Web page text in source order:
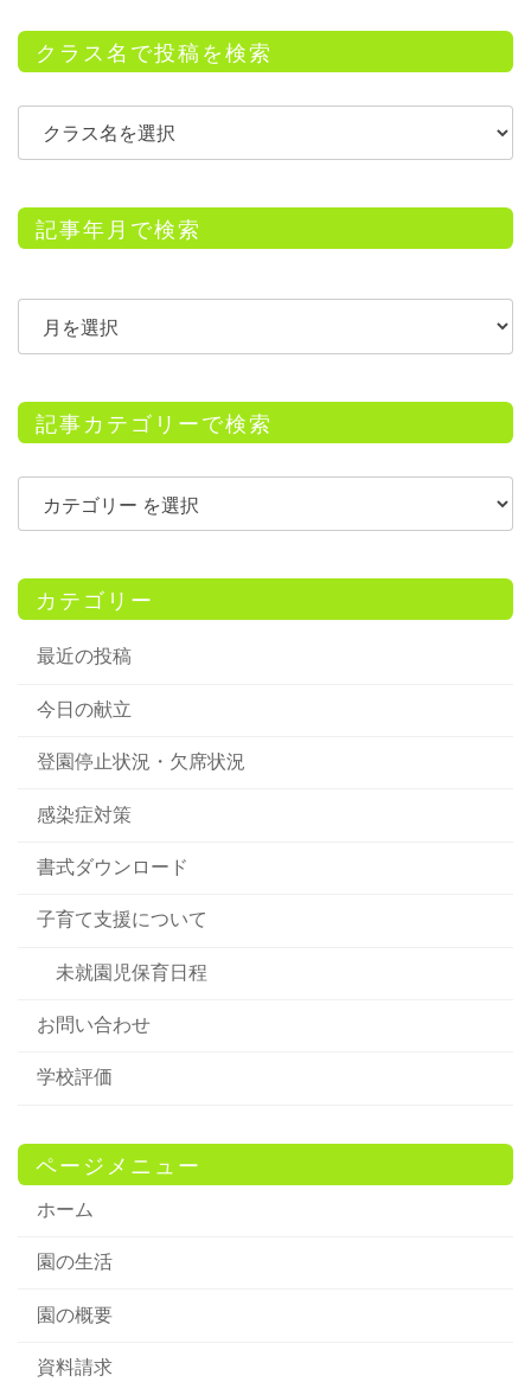
クラス名で投稿を検索
記事年月で検索
記事カテゴリーで検索
カテゴリー
最近の投稿
今日の献立
登園停止状況・欠席状況
感染症対策
書式ダウンロード
子育て支援について
未就園児保育日程
お問い合わせ
学校評価
ページメニュー
ホーム
園の生活
園の概要
資料請求